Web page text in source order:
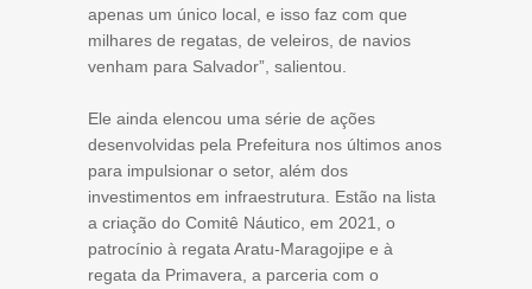
apenas um único local, e isso faz com que
milhares de regatas, de veleiros, de navios
venham para Salvador”, salientou.
Ele ainda elencou uma série de ações
desenvolvidas pela Prefeitura nos últimos anos
para impulsionar o setor, além dos
investimentos em infraestrutura. Estão na lista
a criação do Comitê Náutico, em 2021, o
patrocínio à regata Aratu-Maragojipe e à
regata da Primavera, a parceria com o